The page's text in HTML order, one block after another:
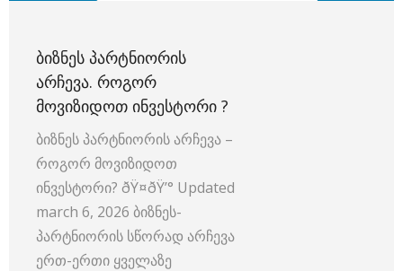
ᲑᲘᲖᲜᲔᲡ ᲞᲐᲠᲢᲜᲘᲝᲠᲘᲡ
ᲐᲠᲩᲔᲕᲐ. ᲠᲝᲒᲝᲠ
ᲛᲝᲕᲘᲖᲘᲓᲝᲗ ᲘᲜᲕᲔᲡᲢᲝᲠᲘ ?
ბიზნეს პარტნიორის არჩევა –
როგორ მოვიზიდოთ
ინვესტორი? ðŸ¤ðŸ’° Updated
march 6, 2026 ბიზნეს-
პარტნიორის სწორად არჩევა
ერთ-ერთი ყველაზე